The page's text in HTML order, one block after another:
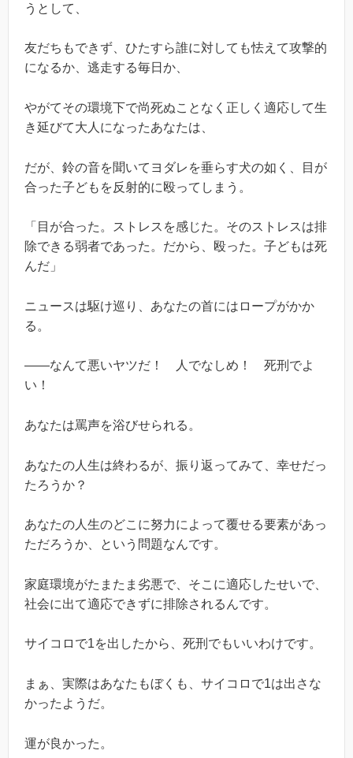
うとして、
友だちもできず、ひたすら誰に対しても怯えて攻撃的
になるか、逃走する毎日か、
やがてその環境下で尚死ぬことなく正しく適応して生
き延びて大人になったあなたは、
だが、鈴の音を聞いてヨダレを垂らす犬の如く、目が
合った子どもを反射的に殴ってしまう。
「目が合った。ストレスを感じた。そのストレスは排
除できる弱者であった。だから、殴った。子どもは死
んだ」
ニュースは駆け巡り、あなたの首にはロープがかか
る。
――なんて悪いヤツだ！ 人でなしめ！ 死刑でよ
い！
あなたは罵声を浴びせられる。
あなたの人生は終わるが、振り返ってみて、幸せだっ
たろうか？
あなたの人生のどこに努力によって覆せる要素があっ
ただろうか、という問題なんです。
家庭環境がたまたま劣悪で、そこに適応したせいで、
社会に出て適応できずに排除されるんです。
サイコロで1を出したから、死刑でもいいわけです。
まぁ、実際はあなたもぼくも、サイコロで1は出さな
かったようだ。
運が良かった。